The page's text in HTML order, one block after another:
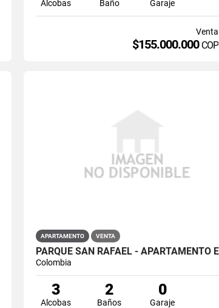
Alcobas Baño Garaje
Venta
$155.000.000 COP
APARTAMENTO VENTA
Colombia
3
Alcobas
2
Baños
0
Garaje